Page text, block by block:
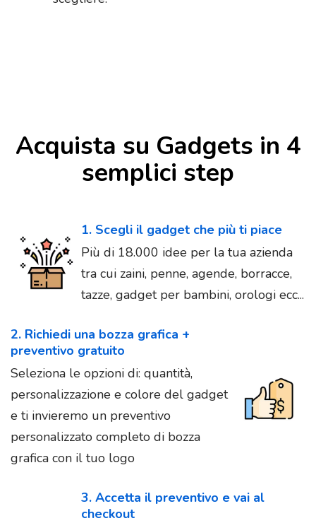
Acquista su Gadgets in 4
semplici step
1. Scegli il gadget che più ti piace
Più di 18.000 idee per la tua azienda
tra cui zaini, penne, agende, borracce,
tazze, gadget per bambini, orologi ecc...
2. Richiedi una bozza grafica +
preventivo gratuito
Seleziona le opzioni di: quantità,
personalizzazione e colore del gadget
e ti invieremo un preventivo
personalizzato completo di bozza
grafica con il tuo logo
3. Accetta il preventivo e vai al
checkout